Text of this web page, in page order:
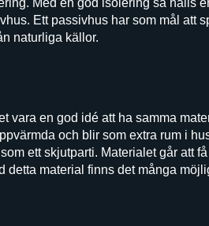
Med en god isolering så hålls
Ett passivhus har som mål att
naturliga källor.
vara en god idé att ha samma
och blir som extra rum i
ett skjutparti. Materialet går att
detta material finns det många